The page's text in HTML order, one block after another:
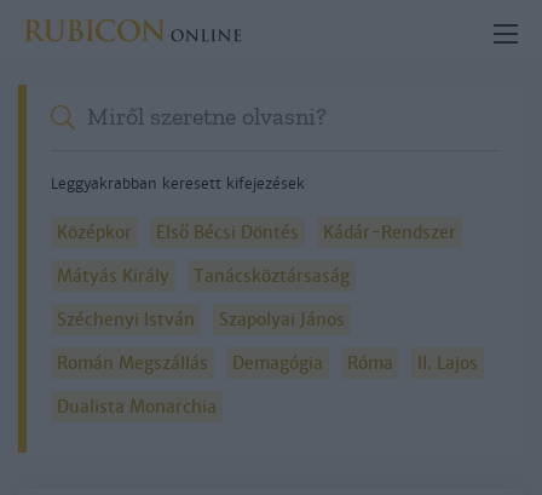
Leggyakrabban keresett kifejezések
Középkor Első Bécsi Döntés
Kádár-Rendszer
Mátyás Király
Tanácsköztársaság
Széchenyi István
Szapolyai János
Román Megszállás
Demagógia Róma
II. Lajos
Dualista Monarchia